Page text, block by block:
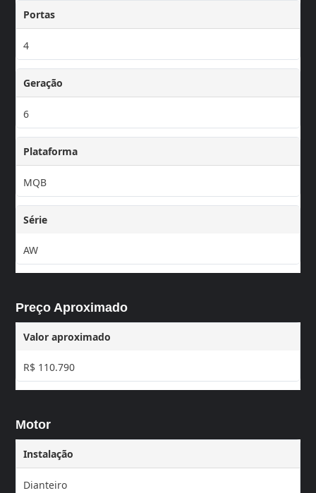
Portas
4
Geração
6
Plataforma
MQB
Série
AW
Preço Aproximado
Valor aproximado
R$ 110.790
Motor
Instalação
Dianteiro